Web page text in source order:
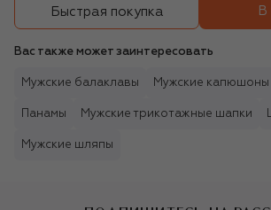
Быстрая покупка В
Вас также может заинтересовать
Мужские балаклавы Мужские капюшоны
Панамы Мужские трикотажные шапки
Мужские шляпы